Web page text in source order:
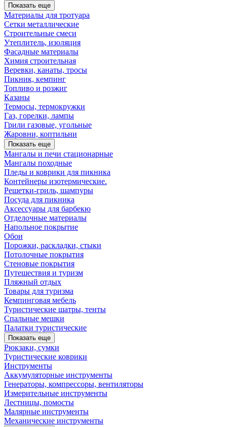
Показать еще
Материалы для тротуара
Сетки металлические
Строительные смеси
Утеплитель, изоляция
Фасадные материалы
Химия строительная
Веревки, канаты, тросы
Пикник, кемпинг
Топливо и розжиг
Казаны
Термосы, термокружки
Газ, горелки, лампы
Грили газовые, угольные
Жаровни, коптильни
Показать еще
Мангалы и печи стационарные
Мангалы походные
Пледы и коврики для пикника
Контейнеры изотермические.
Решетки-гриль, шампуры
Посуда для пикника
Аксессуары для барбекю
Отделочные материалы
Напольное покрытие
Обои
Порожки, раскладки, стыки
Потолочные покрытия
Стеновые покрытия
Путешествия и туризм
Пляжный отдых
Товары для туризма
Кемпинговая мебель
Туристические шатры, тенты
Спальные мешки
Палатки туристические
Показать еще
Рюкзаки, сумки
Туристические коврики
Инструменты
Аккумуляторные инструменты
Генераторы, компрессоры, вентиляторы
Измерительные инструменты
Лестницы, помосты
Малярные инструменты
Механические инструменты